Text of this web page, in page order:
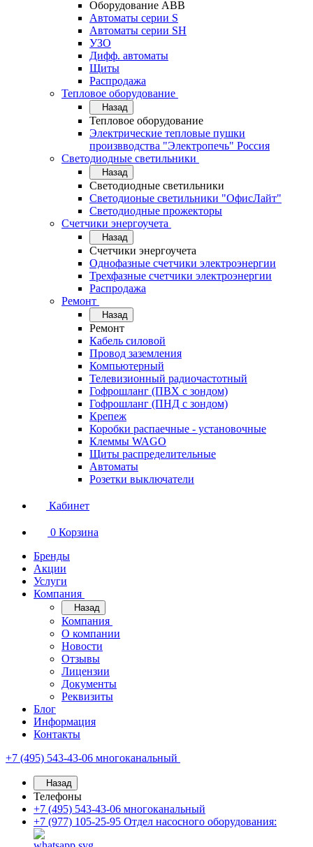
Оборудование АВВ
Автоматы серии S
Автоматы серии SH
УЗО
Дифф. автоматы
Щиты
Распродажа
Тепловое оборудование
Назад
Тепловое оборудование
Электрические тепловые пушки
произвводства "Электропечь" Россия
Светодиодные светильники
Назад
Светодиодные светильники
Светодионые светильники "ОфисЛайт"
Светодиодные прожекторы
Счетчики энергоучета
Назад
Счетчики энергоучета
Однофазные счетчики электроэнергии
Трехфазные счетчики электроэнергии
Распродажа
Ремонт
Назад
Ремонт
Кабель силовой
Провод заземления
Компьютерный
Телевизионный радиочастотный
Гофрошланг (ПВХ с зондом)
Гофрошланг (ПНД с зондом)
Крепеж
Коробки распаечные - установочные
Клеммы WAGO
Щиты распределительные
Автоматы
Розетки выключатели
Кабинет
0 Корзина
Бренды
Акции
Услуги
Компания
Назад
Компания
О компании
Новости
Отзывы
Лицензии
Документы
Реквизиты
Блог
Информация
Контакты
+7 (495) 543-43-06 многоканальный
Назад
Телефоны
+7 (495) 543-43-06 многоканальный
+7 (977) 105-25-95 Отдел насосного оборудования: